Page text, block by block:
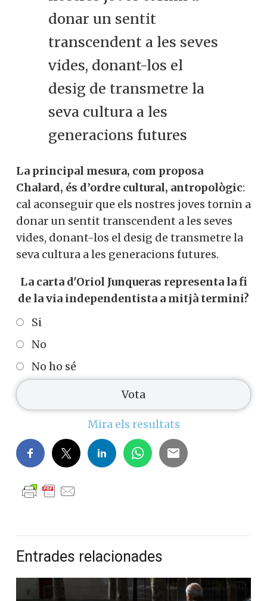
donar un sentit
transcendent a les seves
vides, donant-los el
desig de transmetre la
seva cultura a les
generacions futures
La principal mesura, com proposa
Chalard, és d’ordre cultural, antropològic:
cal aconseguir que els nostres joves tornin a
donar un sentit transcendent a les seves
vides, donant-los el desig de transmetre la
seva cultura a les generacions futures.
La carta d'Oriol Junqueras representa la fi
de la via independentista a mitjà termini?
Si
No
No ho sé
Mira els resultats
Entrades relacionades